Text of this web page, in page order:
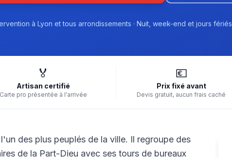
à Lyon et tous arrondissements · Nuit, week-end et jours fériés
🏅
Artisan certifié
Carte pro présentée à l'arrivée
💶
Prix fixé avant
Devis gratuit, aucun frais caché
des plus peuplés de la ville. Il regroupe des
de la Part-Dieu avec ses tours de bureaux